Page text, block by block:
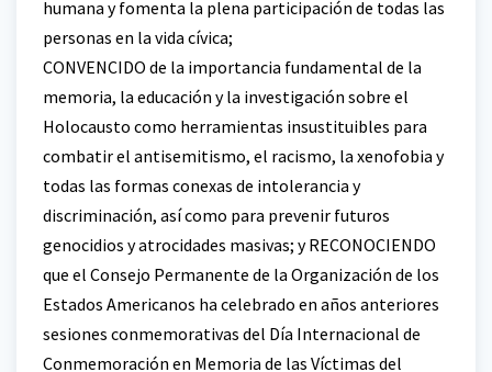
humana y fomenta la plena participación de todas las
personas en la vida cívica;
CONVENCIDO de la importancia fundamental de la
memoria, la educación y la investigación sobre el
Holocausto como herramientas insustituibles para
combatir el antisemitismo, el racismo, la xenofobia y
todas las formas conexas de intolerancia y
discriminación, así como para prevenir futuros
genocidios y atrocidades masivas; y RECONOCIENDO
que el Consejo Permanente de la Organización de los
Estados Americanos ha celebrado en años anteriores
sesiones conmemorativas del Día Internacional de
Conmemoración en Memoria de las Víctimas del